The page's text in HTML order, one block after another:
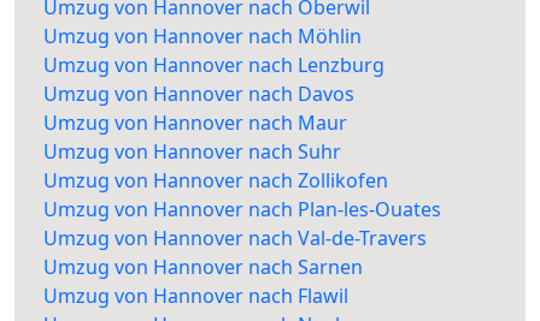
Umzug von Hannover nach Oberwil
Umzug von Hannover nach Möhlin
Umzug von Hannover nach Lenzburg
Umzug von Hannover nach Davos
Umzug von Hannover nach Maur
Umzug von Hannover nach Suhr
Umzug von Hannover nach Zollikofen
Umzug von Hannover nach Plan-les-Ouates
Umzug von Hannover nach Val-de-Travers
Umzug von Hannover nach Sarnen
Umzug von Hannover nach Flawil